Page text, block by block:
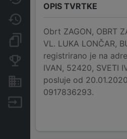
Promjene
Dokumenti i objave
Konkurentske tvrtke
Nekretnine i imovina
OPIS TVRTKE
Obrt ZAGON, OBRT
VL. LUKA LONČAR,
registrirano je na
IVAN, 52420, SVETI
posluje od
0917836293.